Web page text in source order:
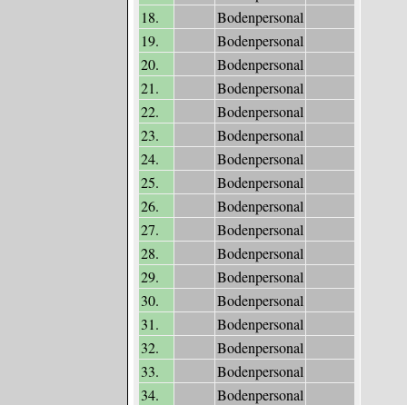
18.
Bodenpersonal
19.
Bodenpersonal
20.
Bodenpersonal
21.
Bodenpersonal
22.
Bodenpersonal
23.
Bodenpersonal
24.
Bodenpersonal
25.
Bodenpersonal
26.
Bodenpersonal
27.
Bodenpersonal
28.
Bodenpersonal
29.
Bodenpersonal
30.
Bodenpersonal
31.
Bodenpersonal
32.
Bodenpersonal
33.
Bodenpersonal
34.
Bodenpersonal